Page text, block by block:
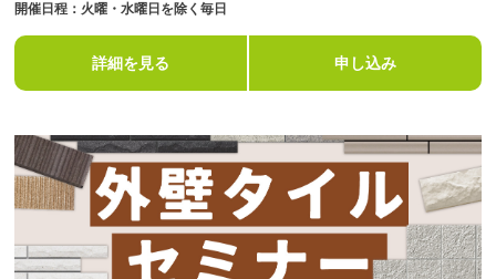
開催日程：火曜・水曜日を除く毎日
詳細を見る 申し込み